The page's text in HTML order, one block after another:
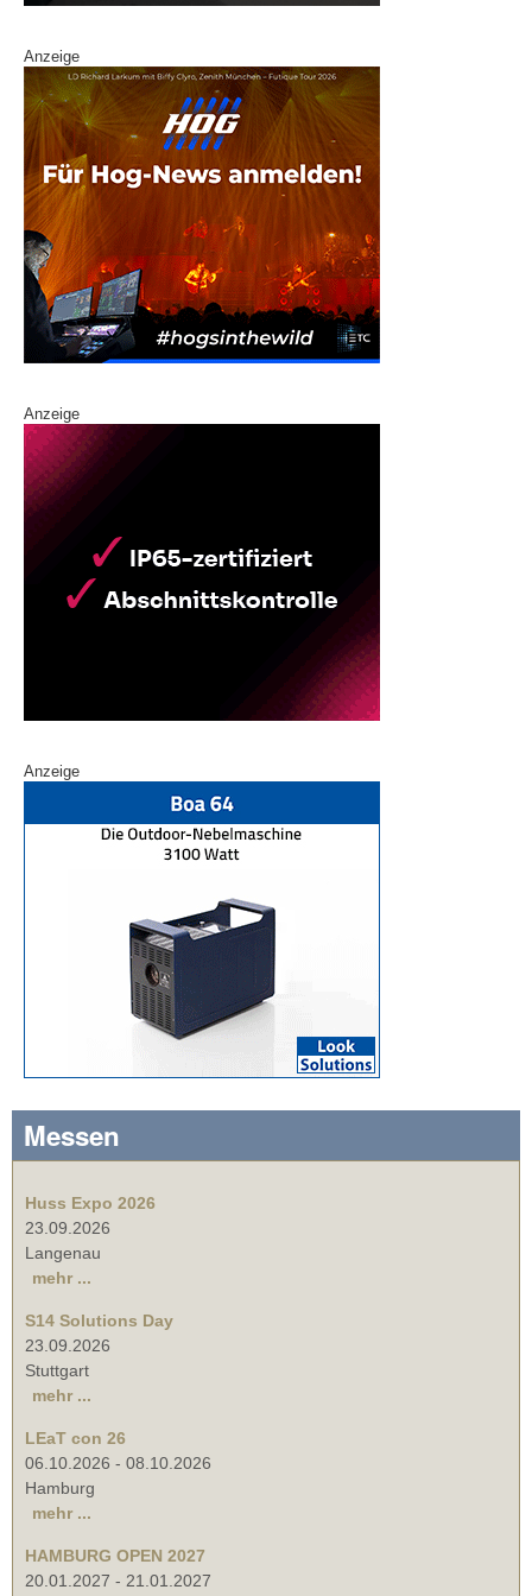
Anzeige
Anzeige
Anzeige
Messen
Huss Expo 2026
23.09.2026
Langenau
mehr ...
S14 Solutions Day
23.09.2026
Stuttgart
mehr ...
LEaT con 26
06.10.2026 - 08.10.2026
Hamburg
mehr ...
HAMBURG OPEN 2027
20.01.2027 - 21.01.2027